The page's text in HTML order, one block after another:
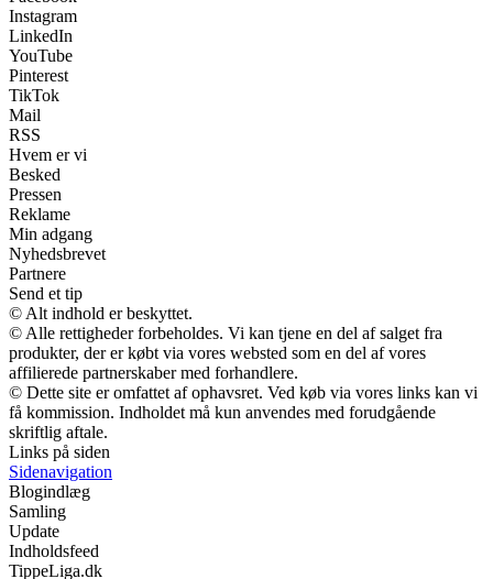
Instagram
LinkedIn
YouTube
Pinterest
TikTok
Mail
RSS
Hvem er vi
Besked
Pressen
Reklame
Min adgang
Nyhedsbrevet
Partnere
Send et tip
© Alt indhold er beskyttet.
© Alle rettigheder forbeholdes. Vi kan tjene en del af salget fra
produkter, der er købt via vores websted som en del af vores
affilierede partnerskaber med forhandlere.
© Dette site er omfattet af ophavsret. Ved køb via vores links kan vi
få kommission. Indholdet må kun anvendes med forudgående
skriftlig aftale.
Links på siden
Sidenavigation
Blogindlæg
Samling
Update
Indholdsfeed
TippeLiga.dk